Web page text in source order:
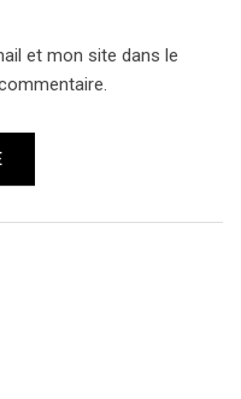
et mon site dans le